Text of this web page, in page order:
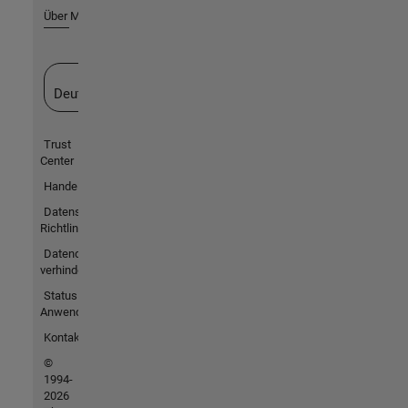
Über MathWorks
Deutschland
Trust
Center
Handelsmarken
Datenschutz-
Richtlinien
Datendiebstahl
verhindern
Status von
Anwendungen
Kontakt
©
1994-
2026